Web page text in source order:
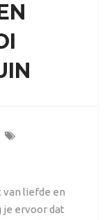
van liefde en
je ervoor dat